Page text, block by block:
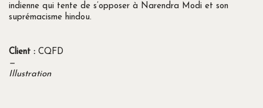
indienne qui tente de s’opposer à Narendra Modi et son
suprémacisme hindou.
Client : CQFD
—
Illustration